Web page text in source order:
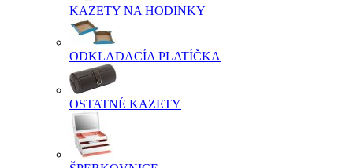
KAZETY NA HODINKY
ODKLADACÍA PLATÍČKA
OSTATNÉ KAZETY